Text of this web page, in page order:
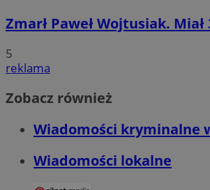
Zmarł Paweł Wojtusiak. Miał
5
reklama
Zobacz również
Wiadomości kryminalne
Wiadomości lokalne